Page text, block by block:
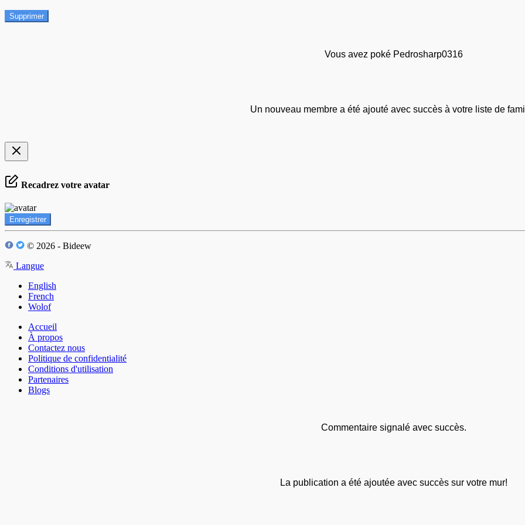
Supprimer
Vous avez poké Pedrosharp0316
Un nouveau membre a été ajouté avec succès à votre liste de
Recadrez votre avatar
Enregistrer
© 2026 - Bideew
Langue
English
French
Wolof
Accueil
À propos
Contactez nous
Politique de confidentialité
Conditions d'utilisation
Partenaires
Blogs
Commentaire signalé avec succès.
La publication a été ajoutée avec succès sur votre mur!